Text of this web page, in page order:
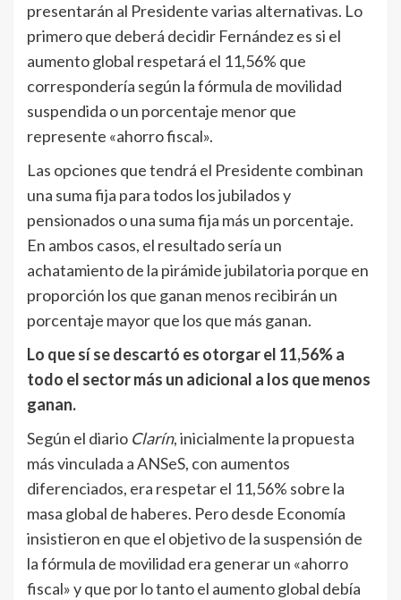
presentarán al Presidente varias alternativas. Lo
primero que deberá decidir Fernández es si el
aumento global respetará el 11,56% que
correspondería según la fórmula de movilidad
suspendida o un porcentaje menor que
represente «ahorro fiscal».
Las opciones que tendrá el Presidente combinan
una suma fija para todos los jubilados y
pensionados o una suma fija más un porcentaje.
En ambos casos, el resultado sería un
achatamiento de la pirámide jubilatoria porque en
proporción los que ganan menos recibirán un
porcentaje mayor que los que más ganan.
Lo que sí se descartó es otorgar el 11,56% a
todo el sector más un adicional a los que menos
ganan.
Según el diario Clarín, inicialmente la propuesta
más vinculada a ANSeS, con aumentos
diferenciados, era respetar el 11,56% sobre la
masa global de haberes. Pero desde Economía
insistieron en que el objetivo de la suspensión de
la fórmula de movilidad era generar un «ahorro
fiscal» y que por lo tanto el aumento global debía